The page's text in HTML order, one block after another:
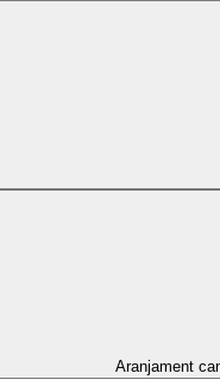
Aranjament